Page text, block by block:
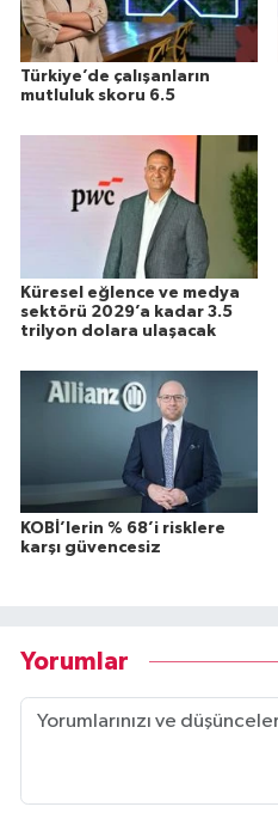
Türkiye’de çalışanların
mutluluk skoru 6.5
Küresel eğlence ve medya
sektörü 2029’a kadar 3.5
trilyon dolara ulaşacak
KOBİ’lerin % 68’i risklere
karşı güvencesiz
Yorumlar